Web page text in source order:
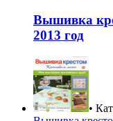
Вышивка
2013 год
•